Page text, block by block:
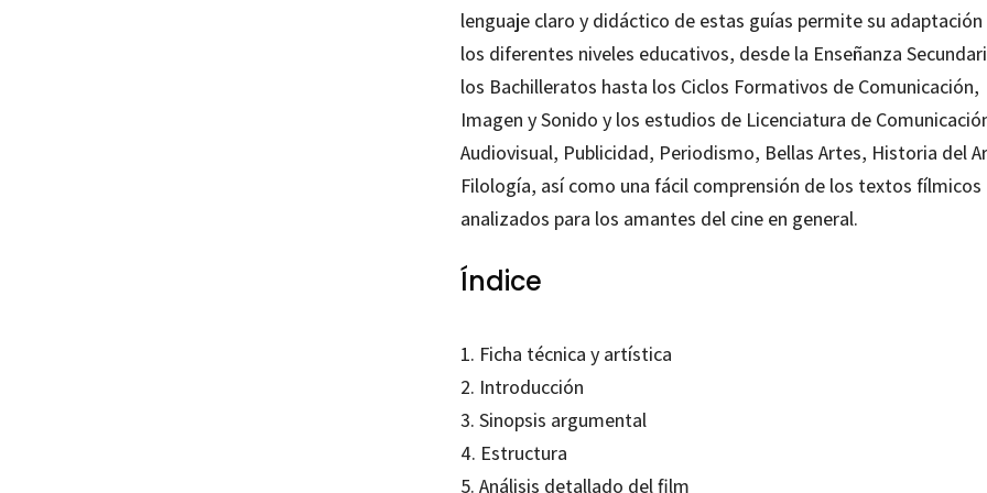
lenguaje claro y didáctico de estas guías permite su adaptación
los diferentes niveles educativos, desde la Enseñanza
los Bachilleratos hasta los Ciclos Formativos de Comunicación,
Imagen y Sonido y los estudios de Licenciatura de
Audiovisual, Publicidad, Periodismo, Bellas Artes, Historia del
Filología, así como una fácil comprensión de los textos fílmicos
analizados para los amantes del cine en general.
Índice
1. Ficha técnica y artística
2. Introducción
3. Sinopsis argumental
4. Estructura
5. Análisis detallado del film